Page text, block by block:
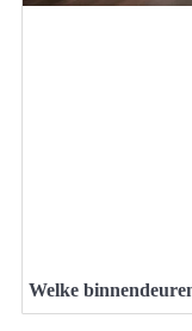
Welke